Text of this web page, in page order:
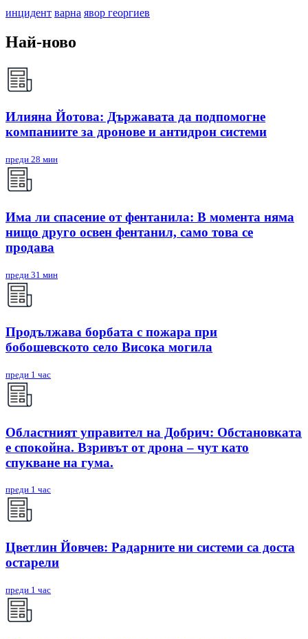
инцидент варна явор георгиев
Най-ново
Илияна Йотова: Държавата да подпомогне
компаниите за дронове и антидрон системи
преди 28 мин
Има ли спасение от фентанила: В момента няма
нищо друго освен фентанил, само това се
продава
преди 31 мин
Продължава борбата с пожара при
бобошевското село Висока могила
преди 1 час
Областният управител на Добрич: Обстановката
е спокойна. Взривът от дрона – чут като
спукване на гума.
преди 1 час
Цветлин Йовчев: Радарните ни системи са доста
остарели
преди 1 час